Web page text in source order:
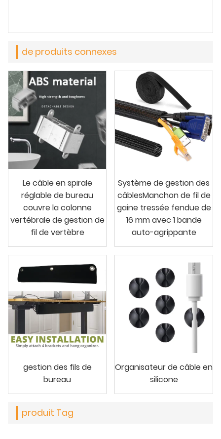
de produits connexes
Le câble en spirale
réglable de bureau
couvre la colonne
vertébrale de gestion de
fil de vertèbre
Système de gestion des
câblesManchon de fil de
gaine tressée fendue de
16 mm avec 1 bande
auto-agrippante
gestion des fils de
bureau
Organisateur de câble en
silicone
produit Tag